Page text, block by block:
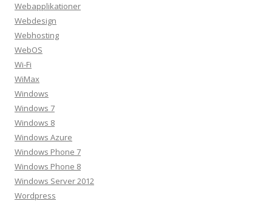
Webapplikationer
Webdesign
Webhosting
WebOS
Wi-Fi
WiMax
Windows
Windows 7
Windows 8
Windows Azure
Windows Phone 7
Windows Phone 8
Windows Server 2012
Wordpress